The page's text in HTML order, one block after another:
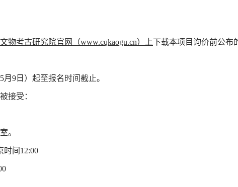
物考古研究院官网（www.cqkaogu.cn）上下载本项目询价前公布
9日）起至报名时间截止。
接受：
。
时间12:00